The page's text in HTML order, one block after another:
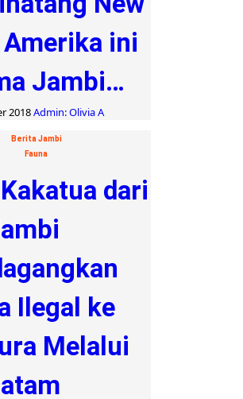
ini
Jambi…
2018Admin: Olivia A
Berita Jambi
Fauna
dari
Ilegal ke
Melalui